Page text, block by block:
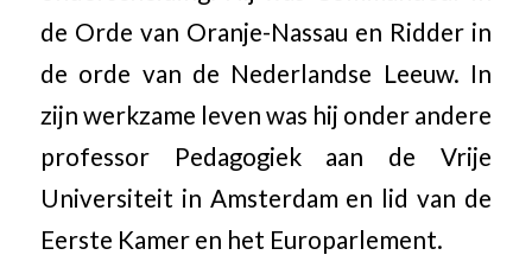
de Orde van Oranje-Nassau en Ridder in
de orde van de Nederlandse Leeuw. In
zijn werkzame leven was hij onder andere
professor Pedagogiek aan de Vrije
Universiteit in Amsterdam en lid van de
Eerste Kamer en het Europarlement.